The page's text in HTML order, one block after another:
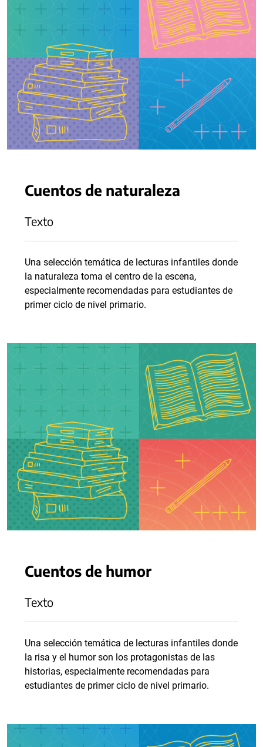
Cuentos de naturaleza
Texto
Una selección temática de lecturas infantiles donde
la naturaleza toma el centro de la escena,
especialmente recomendadas para estudiantes de
primer ciclo de nivel primario.
Cuentos de humor
Texto
Una selección temática de lecturas infantiles donde
la risa y el humor son los protagonistas de las
historias, especialmente recomendadas para
estudiantes de primer ciclo de nivel primario.